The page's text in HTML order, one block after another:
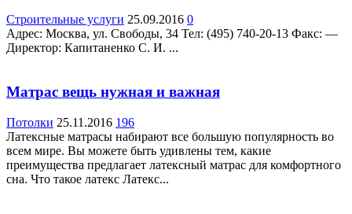
Строительные услуги 25.09.2016 0
Адрес: Москва, ул. Свободы, 34 Teл: (495) 740-20-13 Факс: —
Директор: Капитаненко С. И. ...
Матрас вещь нужная и важная
Потолки 25.11.2016 196
Латексные матрасы набирают все большую популярность во
всем мире. Вы можете быть удивлены тем, какие
преимущества предлагает латексный матрас для комфортного
сна. Что такое латекс Латекс...